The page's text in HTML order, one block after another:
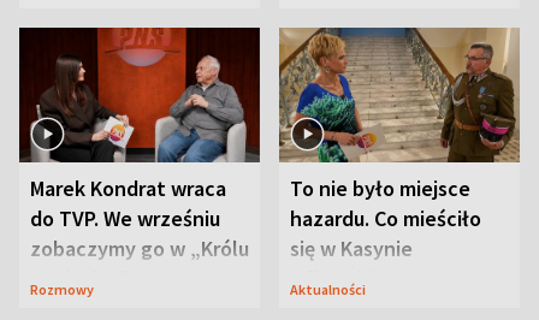
Marek Kondrat wraca
do TVP. We wrześniu
zobaczymy go w „Królu
Maciusiu I”
Rozmowy
To nie było miejsce
hazardu. Co mieściło
się w Kasynie
Oficerskim?
Aktualności